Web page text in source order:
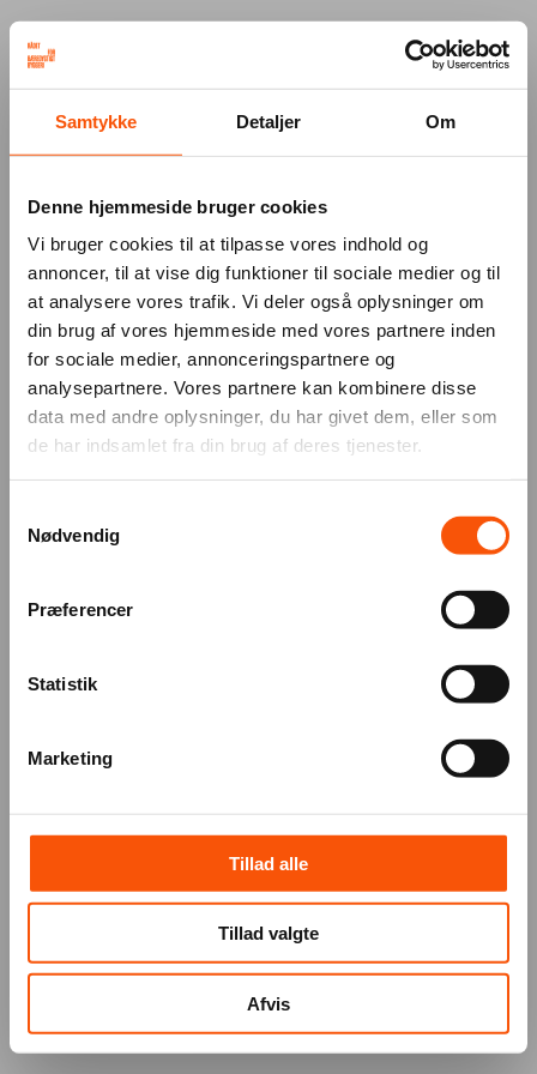
Samtykke Detaljer Om
Denne hjemmeside bruger cookies
Vi bruger cookies til at tilpasse vores indhold og
annoncer, til at vise dig funktioner til sociale medier og til
at analysere vores trafik. Vi deler også oplysninger om
din brug af vores hjemmeside med vores partnere inden
for sociale medier, annonceringspartnere og
analysepartnere. Vores partnere kan kombinere disse
data med andre oplysninger, du har givet dem, eller som
de har indsamlet fra din brug af deres tjenester.
Nødvendig
Præferencer
Statistik
Marketing
Tillad alle
Tillad valgte
Afvis
Your browser was unable to load
again in a few moments and make sure not
to use ad-blockers.